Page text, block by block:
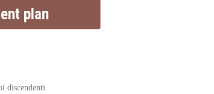
plan
discendenti.